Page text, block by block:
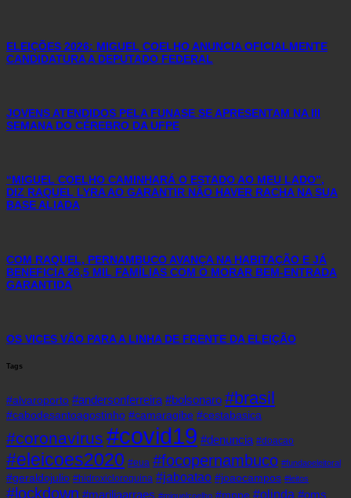
ELEIÇÕES 2026: MIGUEL COELHO ANUNCIA OFICIALMENTE
CANDIDATURA A DEPUTADO FEDERAL
JOVENS ATENDIDOS PELA FUNASE SE APRESENTAM NA III
SEMANA DO CÉREBRO DA UFPE
“MIGUEL COELHO CAMINHARÁ O ESTADO AO MEU LADO”,
DIZ RAQUEL LYRA AO GARANTIR NÃO HAVER RACHA NA SUA
BASE ALIADA
COM RAQUEL, PERNAMBUCO AVANÇA NA HABITAÇÃO E JÁ
BENEFICIA 26,5 MIL FAMÍLIAS COM O MORAR BEM-ENTRADA
GARANTIDA
OS VICES VÃO PARA A LINHA DE FRENTE DA ELEIÇÃO
Tags
#alvaroporto #andersonferreira #bolsonaro #brasil
#cabodesantoagostinho #camaragibe #cestabasica
#coronavirus #covid19 #denuncia #doacao
#eleicoes2020 #eua #focopernambuco #fundaoeleitoral
#geraldojulio #hidroxicloroquina #jaboatao #joaocampos #leitos
#lockdown #mariliaarraes #miguelcoelho #mppe #olinda #oms